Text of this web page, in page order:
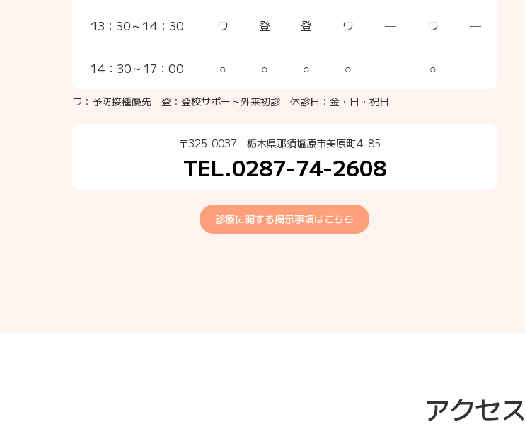
13：30～14：30 ワ 登 登 ワ ─ ワ ─
14：30～17：00 ○ ○ ○ ○ ─ ○
ワ：予防接種優先 登：登校サポート外来初診 休診日：金・日・祝日
〒325-0037 栃木県那須塩原市美原町4-85
TEL.0287-74-2608
診療に関する掲示事項はこちら
アクセス